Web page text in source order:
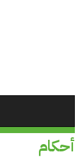
أحكام